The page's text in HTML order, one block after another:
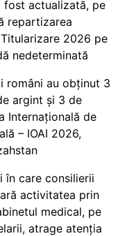
actualizată, pe
repartizarea
2026 pe
nedeterminată
români au obținut 3
argint și 3 de
Internațională de
– IOAI 2026,
în care consilierii
activitatea prin
medical, pe
atrage atenția